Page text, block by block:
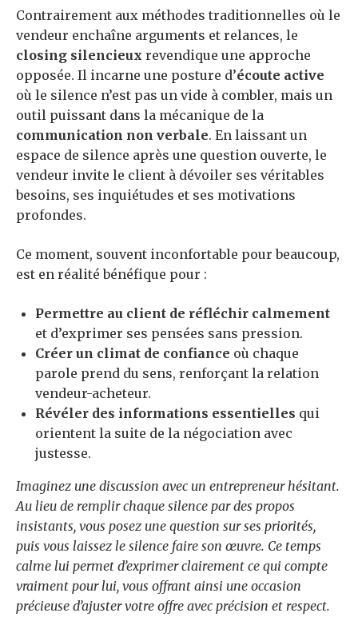
Contrairement aux méthodes traditionnelles où le
vendeur enchaîne arguments et relances, le
closing silencieux revendique une approche
opposée. Il incarne une posture d’écoute active
où le silence n’est pas un vide à combler, mais un
outil puissant dans la mécanique de la
communication non verbale. En laissant un
espace de silence après une question ouverte, le
vendeur invite le client à dévoiler ses véritables
besoins, ses inquiétudes et ses motivations
profondes.
Ce moment, souvent inconfortable pour beaucoup,
est en réalité bénéfique pour :
Permettre au client de réfléchir calmement
et d’exprimer ses pensées sans pression.
Créer un climat de confiance où chaque
parole prend du sens, renforçant la relation
vendeur-acheteur.
Révéler des informations essentielles qui
orientent la suite de la négociation avec
justesse.
Imaginez une discussion avec un entrepreneur hésitant.
Au lieu de remplir chaque silence par des propos
insistants, vous posez une question sur ses priorités,
puis vous laissez le silence faire son œuvre. Ce temps
calme lui permet d’exprimer clairement ce qui compte
vraiment pour lui, vous offrant ainsi une occasion
précieuse d’ajuster votre offre avec précision et respect.